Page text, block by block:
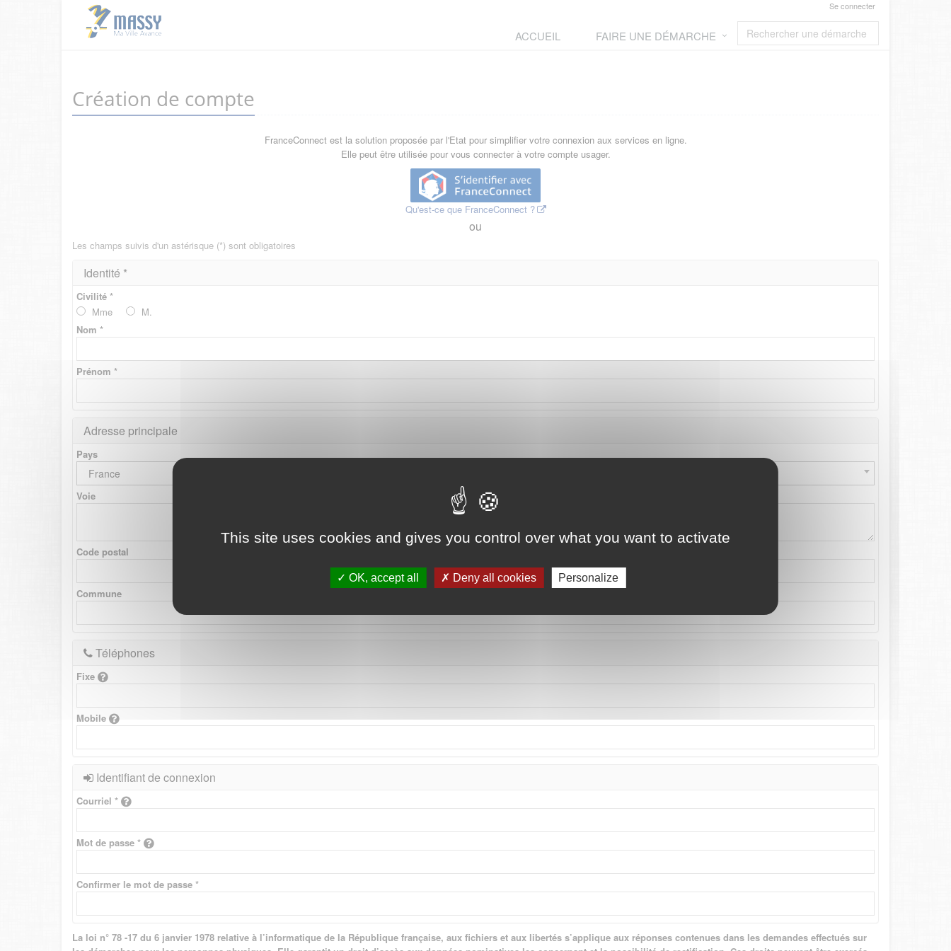
Se connecter
ACCUEIL FAIRE UNE DÉMARCHE
Création de compte
FranceConnect est la solution proposée par l'Etat pour simplifier votre connexion aux services en ligne.
Elle peut être utilisée pour vous connecter à votre compte usager.
Qu'est-ce que FranceConnect ?
ou
Les champs suivis d'un astérisque (*) sont obligatoires
Identité *
Civilité *
Mme
M.
Nom *
Prénom *
Adresse principale
Pays
France
Voie
Code postal
Commune
Téléphones
Fixe
Mobile
Identifiant de connexion
Courriel *
Mot de passe *
Confirmer le mot de passe *
La loi n° 78 -17 du 6 janvier 1978 relative à l’informatique de la République française, aux fichiers et aux libertés s’applique aux réponses contenues dans les demandes effectués sur
This site uses cookies and gives you control over what you want to activate
OK, accept all Deny all cookies Personalize